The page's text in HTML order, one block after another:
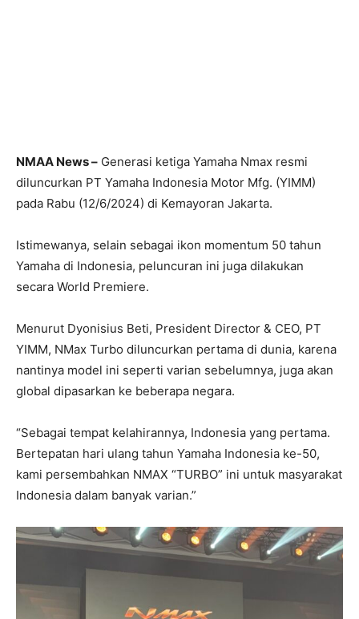
NMAA News – Generasi ketiga Yamaha Nmax resmi
diluncurkan PT Yamaha Indonesia Motor Mfg. (YIMM)
pada Rabu (12/6/2024) di Kemayoran Jakarta.
Istimewanya, selain sebagai ikon momentum 50 tahun
Yamaha di Indonesia, peluncuran ini juga dilakukan
secara World Premiere.
Menurut Dyonisius Beti, President Director & CEO, PT
YIMM, NMax Turbo diluncurkan pertama di dunia, karena
nantinya model ini seperti varian sebelumnya, juga akan
global dipasarkan ke beberapa negara.
“Sebagai tempat kelahirannya, Indonesia yang pertama.
Bertepatan hari ulang tahun Yamaha Indonesia ke-50,
kami persembahkan NMAX “TURBO” ini untuk masyarakat
Indonesia dalam banyak varian.”